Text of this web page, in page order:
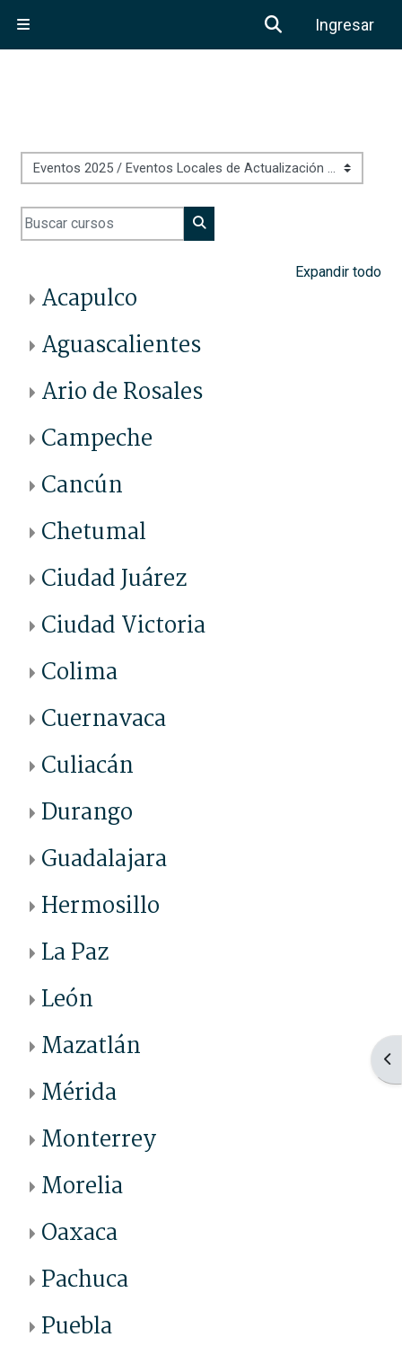
Activar o
Ingresar
Categorías
Buscar cursos
Buscar cursos
Expandir todo
Acapulco
Aguascalientes
Ario de Rosales
Campeche
Cancún
Chetumal
Ciudad Juárez
Ciudad Victoria
Colima
Cuernavaca
Culiacán
Durango
Guadalajara
Hermosillo
La Paz
León
Mazatlán
Mérida
Monterrey
Morelia
Oaxaca
Pachuca
Puebla